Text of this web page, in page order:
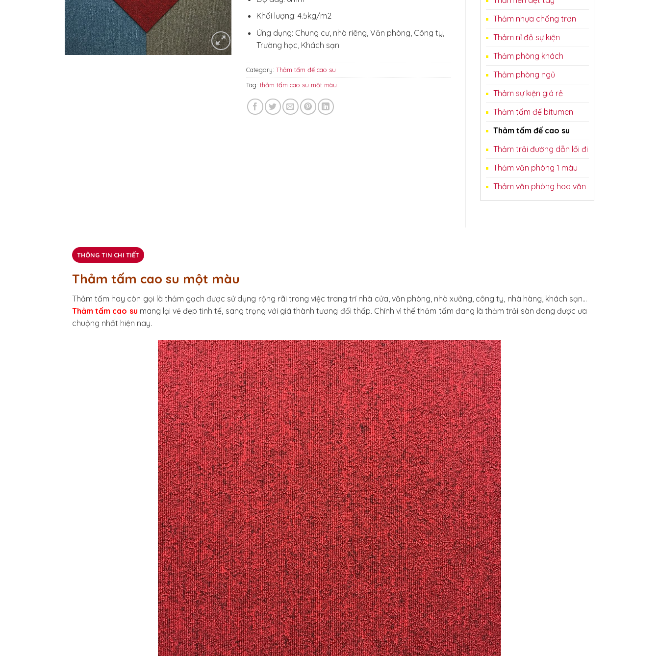
Khối lượng: 4.5kg/m2
Ứng dụng: Chung cư, nhà riêng, Văn phòng, Công ty,
Trường học, Khách sạn
Category: Thảm tấm đế cao su
Tag: thảm tấm cao su một màu
Thảm nhựa chống trơn
Thảm nỉ đỏ sự kiện
Thảm phòng khách
Thảm phòng ngủ
Thảm sự kiện giá rẻ
Thảm tấm đế bitumen
Thảm tấm đế cao su
Thảm trải đường dẫn lối đi
Thảm văn phòng 1 màu
Thảm văn phòng hoa văn
THÔNG TIN CHI TIẾT
Thảm tấm cao su một màu
Thảm tấm hay còn gọi là thảm gạch được sử dụng rộng rãi trong việc trang trí nhà cửa, văn phòng, nhà xưởng, công ty, nhà hàng, khách sạn…
Thảm tấm cao su mang lại vẻ đẹp tinh tế, sang trọng với giá thành tương đối thấp. Chính vì thế thảm tấm đang là thảm trải sàn đang được ưa
chuộng nhất hiện nay.